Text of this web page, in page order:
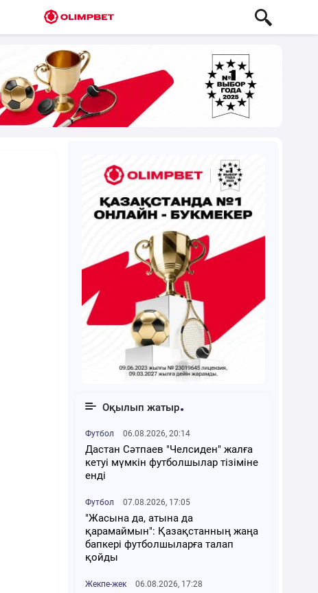
Оқылып жатыр
Футбол 06.08.2026, 20:14
Дастан Сәтпаев "Челсиден" жалға
кетуі мүмкін футболшылар тізіміне
енді
Футбол 07.08.2026, 17:05
"Жасына да, атына да
қарамаймын": Қазақстанның жаңа
бапкері футболшыларға талап
қойды
Жекпе-жек 06.08.2026, 17:28